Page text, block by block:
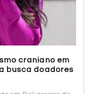
craniano em
busca doadores